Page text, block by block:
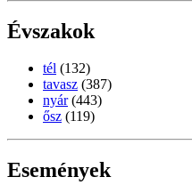
Évszakok
tél (132)
tavasz (387)
nyár (443)
ősz (119)
Események